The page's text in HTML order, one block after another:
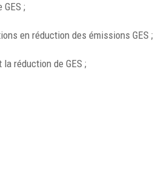
;
en réduction des émissions GES ;
réduction de GES ;